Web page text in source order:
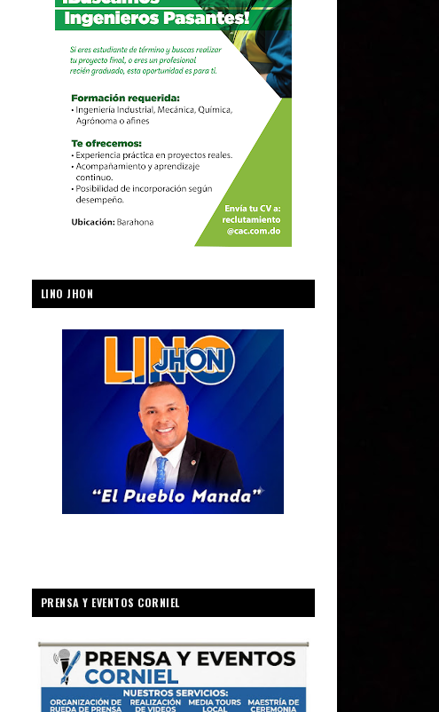
LINO JHON
PRENSA Y EVENTOS CORNIEL